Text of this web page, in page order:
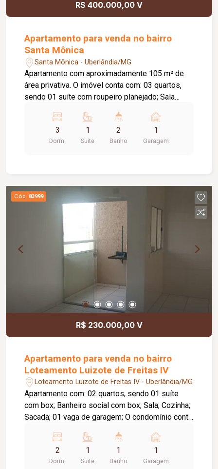
R$ 400.000,00 V
Apartamento para venda no bairro
Santa Mônica
Santa Mônica - Uberlândia/MG
Apartamento com aproximadamente 105 m² de
área privativa. O imóvel conta com: 03 quartos,
sendo 01 suíte com roupeiro planejado; Sala
com armários planejados e cooktop; Área de
serviço independente; 01 vaga de garagem; Piso
em porcelanato.
3
Dorm.
1
Suite
2
Banho
1
Garagem
Cód. 83999
R$ 230.000,00 V
Apartamento para venda no bairro
Loteamento Luizote de Freitas IV
Loteamento Luizote de Freitas IV - Uberlândia/MG
Apartamento com: 02 quartos, sendo 01 suíte
com box; Banheiro social com box; Sala; Cozinha;
Sacada; 01 vaga de garagem; O condomínio conta
para 24 horas; Gás canalizado; Área gourmet com
churrasqueira; Piscina; Salão de festas;
Playground; Minimercado.
2
Dorm.
1
Suite
1
Banho
1
Garagem